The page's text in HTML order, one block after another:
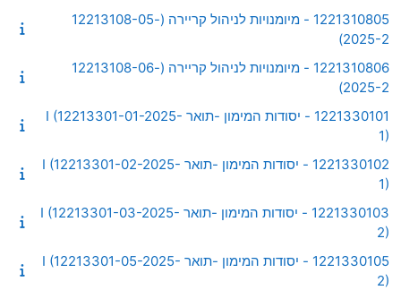
1221310805 - מיומנויות לניהול קריירה (12213108-05-
2025-2)
1221310806 - מיומנויות לניהול קריירה (12213108-06-
2025-2)
1221330101 - יסודות המימון -תואר I (12213301-01-2025-
1)
1221330102 - יסודות המימון -תואר I (12213301-02-2025-
1)
1221330103 - יסודות המימון -תואר I (12213301-03-2025-
2)
1221330105 - יסודות המימון -תואר I (12213301-05-2025-
2)